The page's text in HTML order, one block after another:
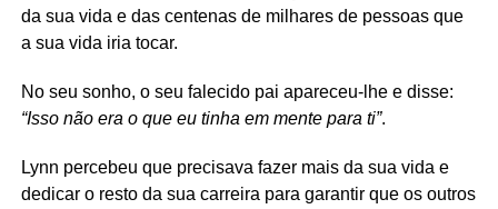
da sua vida e das centenas de milhares de pessoas que
a sua vida iria tocar.
No seu sonho, o seu falecido pai apareceu-lhe e disse:
“Isso não era o que eu tinha em mente para ti”.
Lynn percebeu que precisava fazer mais da sua vida e
dedicar o resto da sua carreira para garantir que os outros